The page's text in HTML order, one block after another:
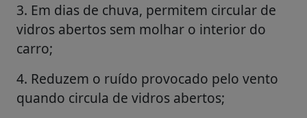
3. Em dias de chuva, permitem circular de
vidros abertos sem molhar o interior do
carro;
4. Reduzem o ruído provocado pelo vento
quando circula de vidros abertos;